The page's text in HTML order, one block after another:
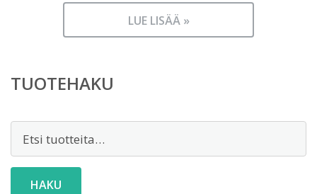
LUE LISÄÄ »
TUOTEHAKU
HAKU